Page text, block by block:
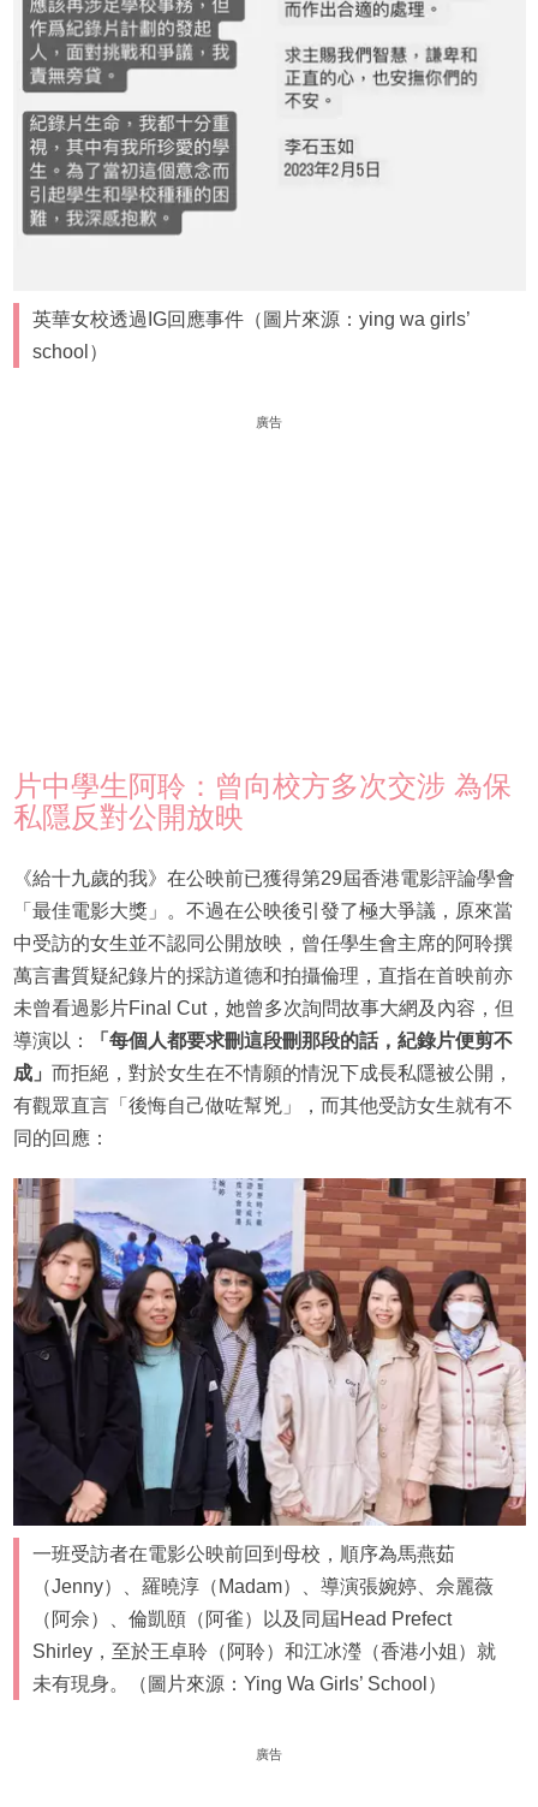
英華女校透過IG回應事件（圖片來源：ying wa girls’
school）
廣告
片中學生阿聆：曾向校方多次交涉 為保
私隱反對公開放映
《給十九歲的我》在公映前已獲得第29屆香港電影評論學會
「最佳電影大獎」。不過在公映後引發了極大爭議，原來當
中受訪的女生並不認同公開放映，曾任學生會主席的阿聆撰
萬言書質疑紀錄片的採訪道德和拍攝倫理，直指在首映前亦
未曾看過影片Final Cut，她曾多次詢問故事大網及內容，但
導演以：
「每個人都要求刪這段刪那段的話，紀錄片便剪不
成」 而拒絕，對於女生在不情願的情況下成長私隱被公開，
有觀眾直言「後悔自己做咗幫兇」，而其他受訪女生就有不
同的回應：
一班受訪者在電影公映前回到母校，順序為馬燕茹
（Jenny）、羅曉淳（Madam）、導演張婉婷、佘麗薇
（阿佘）、倫凱頤（阿雀）以及同屆Head Prefect
Shirley，至於王卓聆（阿聆）和江冰瀅（香港小姐）就
未有現身。（圖片來源：Ying Wa Girls’ School）
廣告